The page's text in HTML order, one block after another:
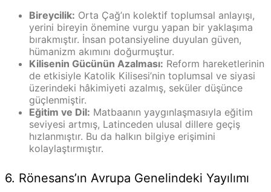
Bireycilik: Orta Çağ’ın kolektif toplumsal anlayışı,
yerini bireyin önemine vurgu yapan bir yaklaşıma
bırakmıştır. İnsan potansiyeline duyulan güven,
hümanizm akımını doğurmuştur.
Kilisenin Gücünün Azalması: Reform hareketlerinin
de etkisiyle Katolik Kilisesi’nin toplumsal ve siyasi
üzerindeki hâkimiyeti azalmış, seküler düşünce
güçlenmiştir.
Eğitim ve Dil: Matbaanın yaygınlaşmasıyla eğitim
seviyesi artmış, Latinceden ulusal dillere geçiş
hızlanmıştır. Bu da halkın bilgiye erişimini
kolaylaştırmıştır.
6. Rönesans’ın Avrupa Genelindeki Yayılımı